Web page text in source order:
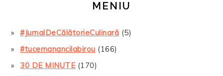
MENIU
#JurnalDeCălătorieCulinară (5)
#tucemanancilabirou (166)
30 DE MINUTE(170)